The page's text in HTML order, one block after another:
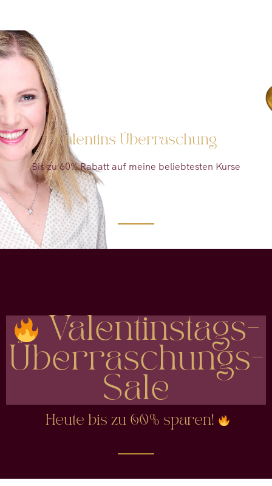
Valentins Überraschung
Bis zu 60% Rabatt auf meine beliebtesten Kurse
Valentinstags-
Überraschungs-
Sale
Heute bis zu 60% sparen!